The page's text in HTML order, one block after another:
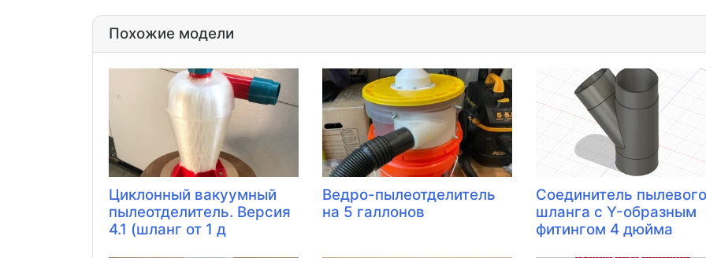
Похожие модели
Циклонный вакуумный
пылеотделитель. Версия
4.1 (шланг от 1 д
Ведро-пылеотделитель
на 5 галлонов
Соединитель пылевого
шланга с Y-образным
фитингом 4 дюйма